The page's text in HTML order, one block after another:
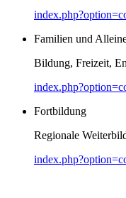
Familien und
Bildung, Freizeit,
Fortbildung
Regionale